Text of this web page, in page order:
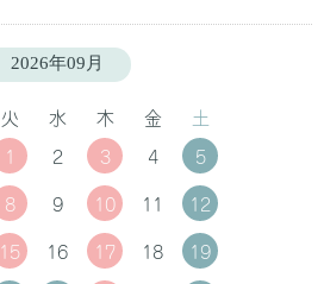
2026年09月
火 水 木 金
土
1
2 3 4
5
8 9 10 11
12
15 16 17 18
19